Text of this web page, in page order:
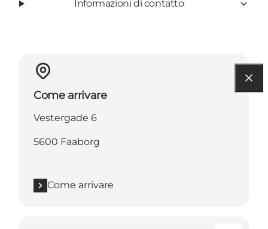
Informazioni di contatto
Come arrivare
Vestergade 6
5600 Faaborg
Come arrivare